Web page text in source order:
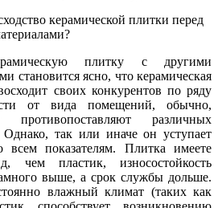
керамической плитки перед
плитку с другими
становится ясно, что керамическая
своих конкурентов по ряду
от вида помещений, обычно,
противопоставляют различных
так или иначе он уступает
всем показателям. Плитка имеете
чем пластик, износостойкость
выше, а срок службы дольше.
влажный климат (таких как